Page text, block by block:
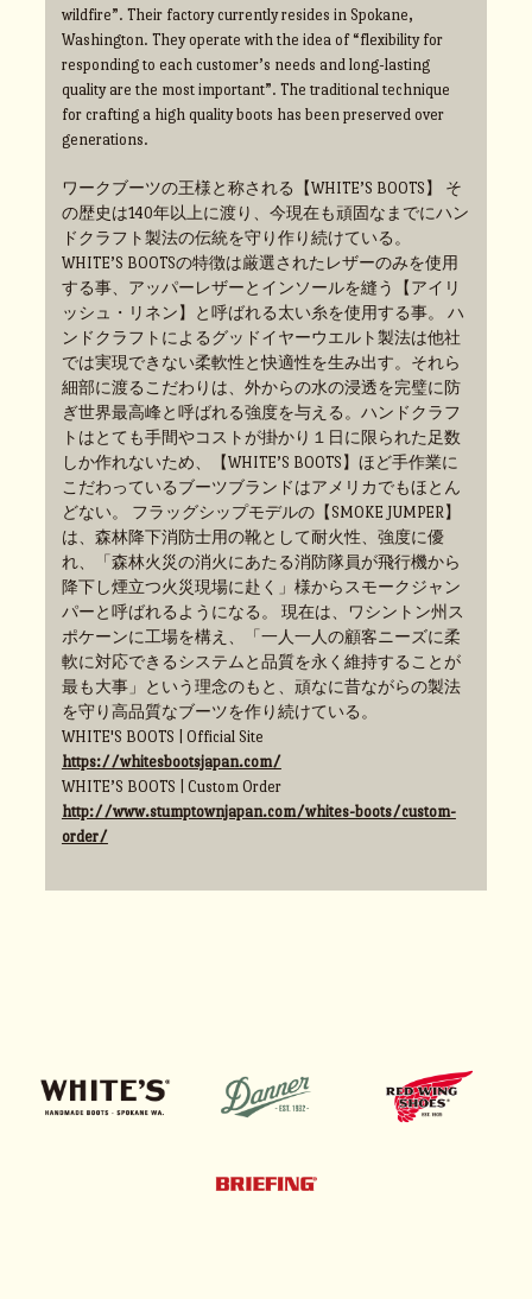
wildfire”. Their factory currently resides in Spokane,
Washington. They operate with the idea of “flexibility for
responding to each customer’s needs and long-lasting
quality are the most important”. The traditional technique
for crafting a high quality boots has been preserved over
generations.
ワークブーツの王様と称される【WHITE’S BOOTS】 そ
の歴史は140年以上に渡り、今現在も頑固なまでにハン
ドクラフト製法の伝統を守り作り続けている。
WHITE’S BOOTSの特徴は厳選されたレザーのみを使用
する事、アッパーレザーとインソールを縫う【アイリ
ッシュ・リネン】と呼ばれる太い糸を使用する事。 ハ
ンドクラフトによるグッドイヤーウエルト製法は他社
では実現できない柔軟性と快適性を生み出す。それら
細部に渡るこだわりは、外からの水の浸透を完璧に防
ぎ世界最高峰と呼ばれる強度を与える。ハンドクラフ
トはとても手間やコストが掛かり１日に限られた足数
しか作れないため、【WHITE’S BOOTS】ほど手作業に
こだわっているブーツブランドはアメリカでもほとん
どない。 フラッグシップモデルの【SMOKE JUMPER】
は、森林降下消防士用の靴として耐火性、強度に優
れ、「森林火災の消火にあたる消防隊員が飛行機から
降下し煙立つ火災現場に赴く」様からスモークジャン
パーと呼ばれるようになる。 現在は、ワシントン州ス
ポケーンに工場を構え、「一人一人の顧客ニーズに柔
軟に対応できるシステムと品質を永く維持することが
最も大事」という理念のもと、頑なに昔ながらの製法
を守り高品質なブーツを作り続けている。
WHITE'S BOOTS | Official Site
https://whitesbootsjapan.com/
WHITE’S BOOTS | Custom Order
http://www.stumptownjapan.com/whites-boots/custom-
order/